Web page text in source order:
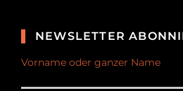
NEWSLETTER
Vorname oder ganzer Name